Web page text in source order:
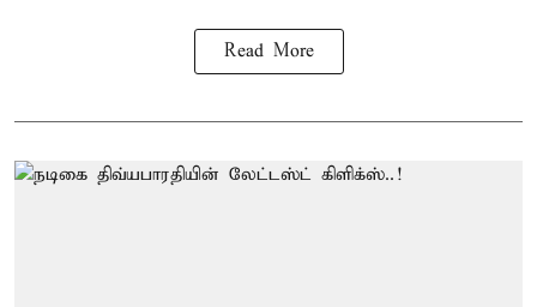
Read More